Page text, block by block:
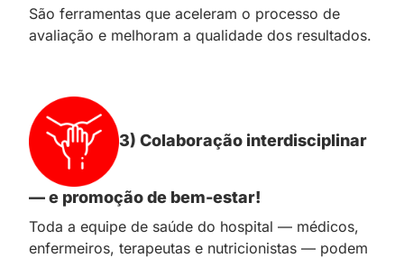
São ferramentas que aceleram o processo de
avaliação e melhoram a qualidade dos resultados.
3) Colaboração interdisciplinar
— e promoção de bem-estar!
Toda a equipe de saúde do hospital — médicos,
enfermeiros, terapeutas e nutricionistas — podem